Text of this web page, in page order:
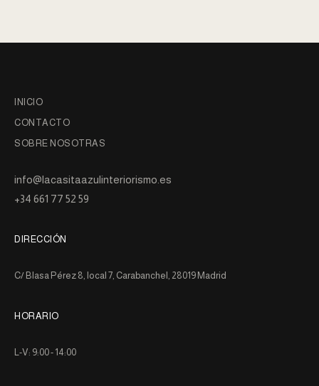
INICIO
CONTACTO
SOBRE NOSOTRAS
info@lacasitaazulinteriorismo.es
+34 661 77 52 59
DIRECCIÓN
C/ Blasa Pérez 8, local 7, Carabanchel, 28019 Madrid
HORARIO
L-V: 9:00 - 14:00